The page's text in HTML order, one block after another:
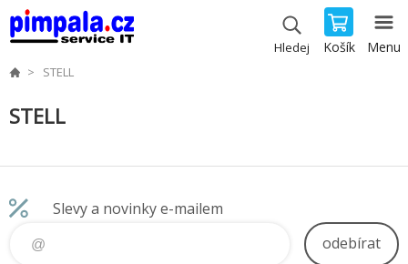
Hledej Košík Menu
STELL
STELL
Slevy a novinky e-mailem
odebírat